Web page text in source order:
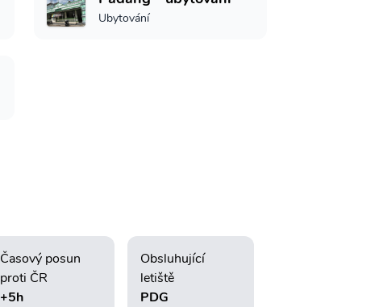
Ubytování
Časový posun
proti ČR
+5h
Obsluhující
letiště
PDG